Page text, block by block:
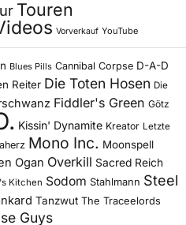
Touren
Vorverkauf YouTube
Blues Pills Cannibal Corpse D-A-D
Reiter Die Toten Hosen Die
Fiddler's Green Götz
Kissin' Dynamite Kreator Letzte
Mono Inc. Moonspell
Ogan Overkill Sacred Reich
Kitchen Sodom Stahlmann Steel
Tanzwut The Traceelords
Guys